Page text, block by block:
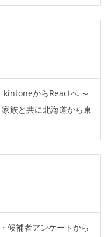
kintoneからReactへ ～
族と共に北海道から東
候補者アンケートから